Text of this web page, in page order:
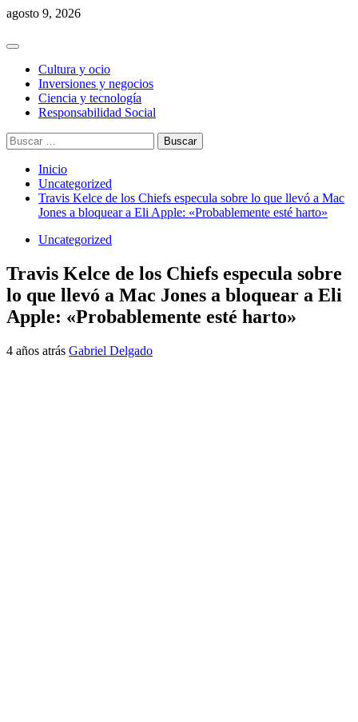
Saltar
contenido
agosto 9, 2026
Menú
principalCultura y ocio
Inversiones y negocios
Ciencia y tecnología
Responsabilidad Social
Buscar:
Inicio
Uncategorized
Travis Kelce de los Chiefs especula sobre lo que llevó a Mac
Jones a bloquear a Eli Apple: «Probablemente esté harto»
Uncategorized
Travis Kelce de los Chiefs especula sobre
lo que llevó a Mac Jones a bloquear a Eli
Apple: «Probablemente esté harto»
4 años atrás Gabriel Delgado